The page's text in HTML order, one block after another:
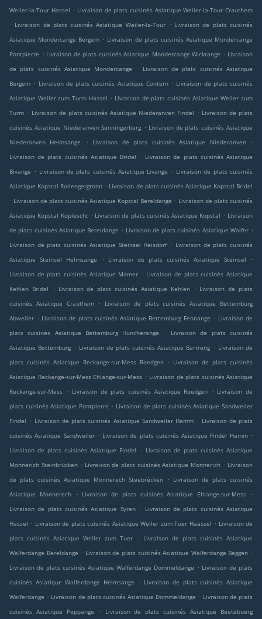
Weiler-la-Tour Hassel . Livraison de plats cuisinés Asiatique Weiler-la-Tour Crauthem
. Livraison de plats cuisinés Asiatique Weiler-la-Tour . Livraison de plats cuisinés
Asiatique Mondercange Bergem . Livraison de plats cuisinés Asiatique Mondercange
Pontpierre . Livraison de plats cuisinés Asiatique Mondercange Wickrange . Livraison
de plats cuisinés Asiatique Mondercange
. Livraison de plats cuisinés Asiatique
Bergem . Livraison de plats cuisinés Asiatique Contern . Livraison de plats cuisinés
Asiatique Weiler zum Turm Hassel . Livraison de plats cuisinés Asiatique Weiler zum
Turm . Livraison de plats cuisinés Asiatique Niederanven Findel . Livraison de plats
cuisinés Asiatique Niederanven Senningerberg . Livraison de plats cuisinés Asiatique
Niederanven Helmsange
. Livraison de plats cuisinés Asiatique Niederanven
.
Livraison de plats cuisinés Asiatique Bridel
. Livraison de plats cuisinés Asiatique
Bivange . Livraison de plats cuisinés Asiatique Livange . Livraison de plats cuisinés
Asiatique Kopstal Rollengergronn . Livraison de plats cuisinés Asiatique Kopstal Bridel
. Livraison de plats cuisinés Asiatique Kopstal Bereldange . Livraison de plats cuisinés
Asiatique Kopstal Koplescht . Livraison de plats cuisinés Asiatique Kopstal . Livraison
de plats cuisinés Asiatique Bereldange . Livraison de plats cuisinés Asiatique Walfer .
Livraison de plats cuisinés Asiatique Steinsel Heisdorf . Livraison de plats cuisinés
Asiatique Steinsel Helmsange
. Livraison de plats cuisinés Asiatique Steinsel
.
Livraison de plats cuisinés Asiatique Mamer . Livraison de plats cuisinés Asiatique
Kehlen Bridel
. Livraison de plats cuisinés Asiatique Kehlen . Livraison de plats
cuisinés Asiatique Crauthem
.
Livraison de plats cuisinés Asiatique Bettemburg
Abweiler . Livraison de plats cuisinés Asiatique Bettemburg Fennange . Livraison de
plats cuisinés Asiatique Bettemburg Huncherange
.
Livraison de plats cuisinés
Asiatique Bettemburg . Livraison de plats cuisinés Asiatique Bartreng . Livraison de
plats cuisinés Asiatique Reckange-sur-Mess Roedgen
. Livraison de plats cuisinés
Asiatique Reckange-sur-Mess Ehlange-sur-Mess . Livraison de plats cuisinés Asiatique
Reckange-sur-Mess
. Livraison de plats cuisinés Asiatique Roedgen . Livraison de
plats cuisinés Asiatique Pontpierre . Livraison de plats cuisinés Asiatique Sandweiler
Findel . Livraison de plats cuisinés Asiatique Sandweiler Hamm . Livraison de plats
cuisinés Asiatique Sandweiler . Livraison de plats cuisinés Asiatique Findel Hamm .
Livraison de plats cuisinés Asiatique Findel
. Livraison de plats cuisinés Asiatique
Monnerich Steinbrücken . Livraison de plats cuisinés Asiatique Monnerich . Livraison
de plats cuisinés Asiatique Monnerech Steebrécken
. Livraison de plats cuisinés
Asiatique Monnerech
. Livraison de plats cuisinés Asiatique Ehlange-sur-Mess
.
Livraison de plats cuisinés Asiatique Syren . Livraison de plats cuisinés Asiatique
Hassel . Livraison de plats cuisinés Asiatique Weiler zum Tuer Haassel . Livraison de
plats cuisinés Asiatique Weiler zum Tuer
. Livraison de plats cuisinés Asiatique
Walferdange Bereldange . Livraison de plats cuisinés Asiatique Walferdange Beggen .
Livraison de plats cuisinés Asiatique Walferdange Dommeldange . Livraison de plats
cuisinés Asiatique Walferdange Helmsange
. Livraison de plats cuisinés Asiatique
Walferdange . Livraison de plats cuisinés Asiatique Dommeldange . Livraison de plats
cuisinés Asiatique Peppange
. Livraison de plats cuisinés Asiatique Beetebuerg